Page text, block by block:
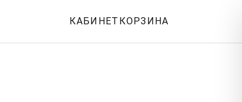
КАБИНЕТ КОРЗИНА